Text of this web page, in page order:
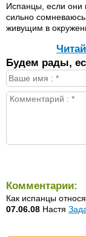
Испанцы, если они
сильно
живущим в
Будем рады,
Комментарии:
Как испанцы
07.06.08 Настя